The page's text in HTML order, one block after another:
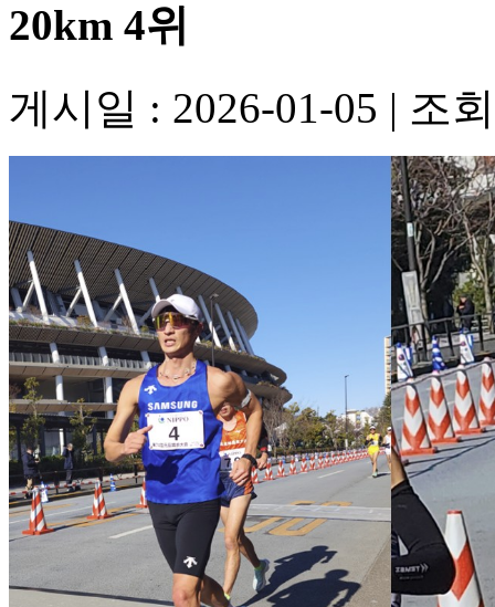
20km 4위
게시일 : 2026-01-05 | 조